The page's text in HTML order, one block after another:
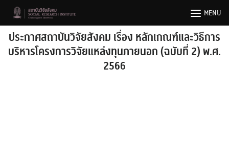
content
MENU
ประกาศสถาบันวิจัยสังคม เรื่อง หลักเกณฑ์และวิธีการ
บริหารโครงการวิจัยแหล่งทุนภายนอก (ฉบับที่ 2) พ.ศ.
2566